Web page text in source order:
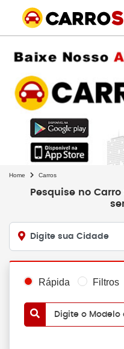
Home Carros
Pesquise no
Digite sua Cidade
Rápida Filtros
Digite o Modelo